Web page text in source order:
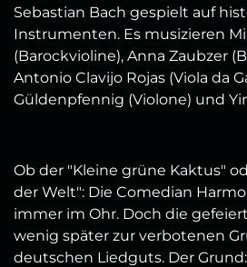
Sebastian Bach gespielt auf
Instrumenten. Es musizieren
(Barockvioline), Anna Zaubzer
Antonio Clavijo Rojas (Viola da
Güldenpfennig (Violone) und
Ob der "Kleine grüne Kaktus"
der Welt": Die Comedian
immer im Ohr. Doch die
wenig später zur verbotenen
deutschen Liedguts. Der